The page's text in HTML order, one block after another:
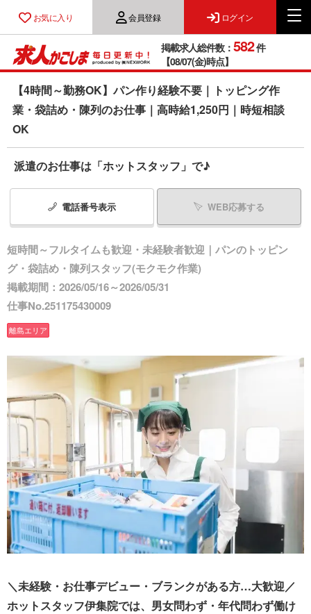
お気に入り 会員登録 ログイン
掲載求人総件数： 582件
【08/07(金)時点】
【4時間～勤務OK】パン作り経験不要｜トッピング作
業・袋詰め・陳列のお仕事｜高時給1,250円｜時短相談
OK
派遣のお仕事は「ホットスタッフ」で♪
電話番号表示 WEB応募する
短時間～フルタイムも歓迎・未経験者歓迎｜パンのトッピン
グ・袋詰め・陳列スタッフ(モクモク作業)
掲載期間：2026/05/16～2026/05/31
仕事No.251175430009
離島エリア
＼未経験・お仕事デビュー・ブランクがある方…大歓迎／
ホットスタッフ伊集院では、男女問わず・年代問わず働け